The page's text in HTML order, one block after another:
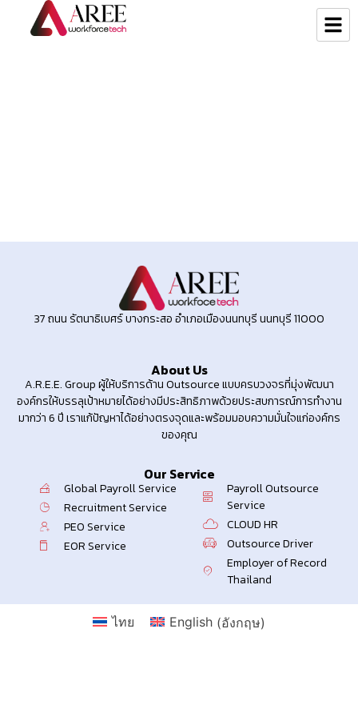
37 ถนน รัตนาธิเบศร์ บางกระสอ อำเภอเมืองนนทบุรี นนทบุรี 11000
About Us
A.R.E.E. Group ผู้ให้บริการด้าน Outsource แบบครบวงจรที่มุ่งพัฒนา
องค์กรให้บรรลุเป้าหมายได้อย่างมีประสิทธิภาพด้วยประสบการณ์การทำงาน
มากว่า 6 ปี เราแก้ปัญหาได้อย่างตรงจุดและพร้อมมอบความมั่นใจแก่องค์กร
ของคุณ
Our Service
Global Payroll Service
Recruitment Service
PEO Service
EOR Service
Payroll Outsource
Service
CLOUD HR
Outsource Driver
Employer of Record
Thailand
ไทย English (อังกฤษ)